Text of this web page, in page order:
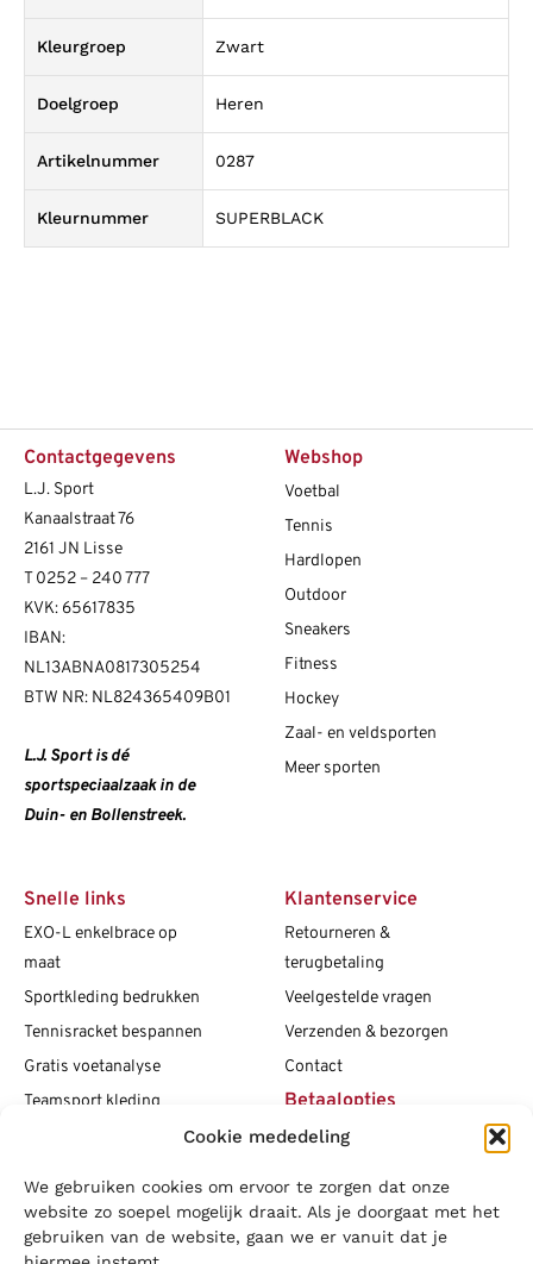
Cookie mededeling
We gebruiken cookies om ervoor te zorgen dat onze
website zo soepel mogelijk draait. Als je doorgaat met het
gebruiken van de website, gaan we er vanuit dat je
Kleurgroep Zwart
Doelgroep Heren
Artikelnummer 0287
Kleurnummer SUPERBLACK
Contactgegevens
L.J. Sport
Kanaalstraat 76
2161 JN Lisse
T 0252 – 240 777
KVK: 65617835
IBAN:
NL13ABNA0817305254
BTW NR: NL824365409B01
L.J. Sport is dé
sportspeciaalzaak in de
Duin- en Bollenstreek.
Webshop
Voetbal
Tennis
Hardlopen
Outdoor
Sneakers
Fitness
Hockey
Zaal- en veldsporten
Meer sporten
Snelle links
EXO-L enkelbrace op
maat
Sportkleding bedrukken
Tennisracket bespannen
Gratis voetanalyse
Teamsport kleding
Vacatures
Blogs
Klantenservice
Retourneren &
terugbetaling
Veelgestelde vragen
Verzenden & bezorgen
Contact
Betaalopties
Social media